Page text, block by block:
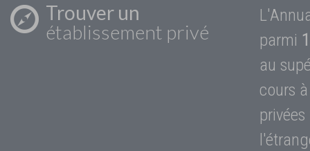
Trouver un
établissement privé
parmi
au
cours